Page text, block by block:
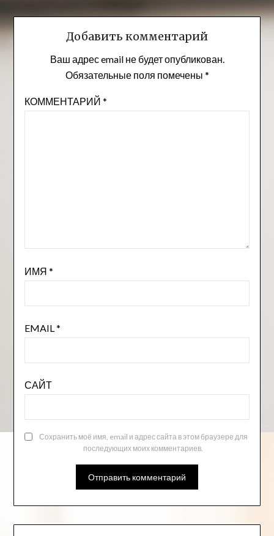
Добавить комментарий
Ваш адрес email не будет опубликован.
Обязательные поля помечены *
КОММЕНТАРИЙ *
ИМЯ *
EMAIL *
САЙТ
Сохранить моё имя, email и адрес сайта в этом браузере для
последующих моих комментариев.